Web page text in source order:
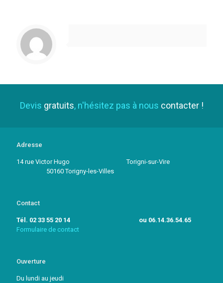
Devis gratuits, n'hésitez pas à nous contacter !
Adresse
14 rue Victor Hugo Torigni-sur-Vire
50160 Torigny-les-Villes
Contact
Tél. 02 33 55 20 14 ou 06.14.36.54.65
Formulaire de contact
Ouverture
Du lundi au jeudi